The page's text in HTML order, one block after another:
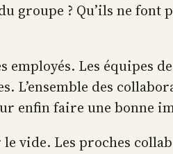
? Qu’ils ne font
employés. Les équipes
des
enfin faire une bonne
vide. Les proches